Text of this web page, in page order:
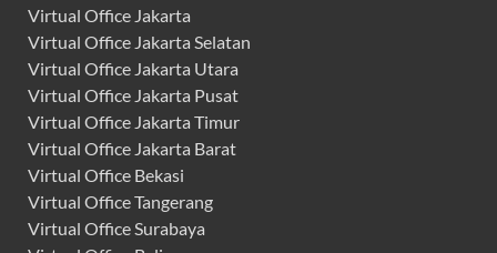
Virtual Office Jakarta
Virtual Office Jakarta Selatan
Virtual Office Jakarta Utara
Virtual Office Jakarta Pusat
Virtual Office Jakarta Timur
Virtual Office Jakarta Barat
Virtual Office Bekasi
Virtual Office Tangerang
Virtual Office Surabaya